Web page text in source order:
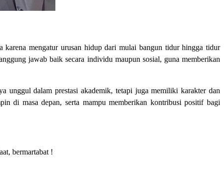
karena mengatur urusan hidup dari mulai bangun tidur hingga tidur
jawab baik secara individu maupun sosial, guna memberikan
unggul dalam prestasi akademik, tetapi juga memiliki karakter dan
di masa depan, serta mampu memberikan kontribusi positif bagi
bermartabat !